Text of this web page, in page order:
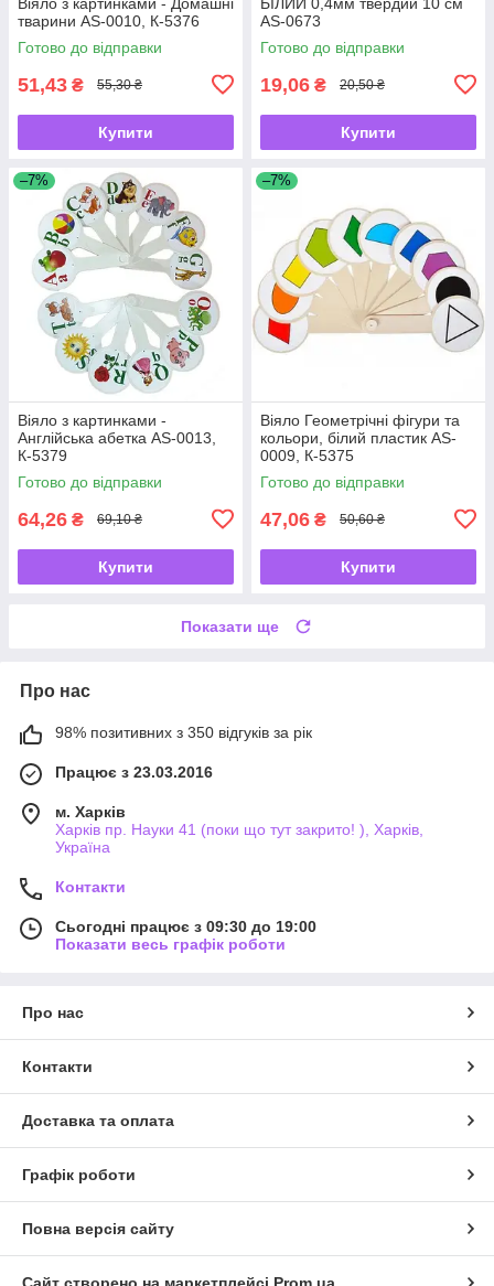
тварини AS-0010, К-5376
Готово до відправки
51,43 ₴ 55,30 ₴
Купити
AS-0673
Готово до відправки
19,06 ₴ 20,50 ₴
Купити
–7%
Віяло з картинками -
Англійська абетка AS-0013,
К-5379
Готово до відправки
64,26 ₴ 69,10 ₴
Купити
–7%
Віяло Геометрічні фігури та
кольори, білий пластик AS-
0009, К-5375
Готово до відправки
47,06 ₴ 50,60 ₴
Купити
Показати ще
Про нас
98% позитивних з 350 відгуків за рік
Працює з 23.03.2016
м. Харків
Харків пр. Науки 41 (поки що тут закрито! ), Харків,
Україна
Контакти
Сьогодні працює з 09:30 до 19:00
Показати весь графік роботи
Про нас
Контакти
Доставка та оплата
Графік роботи
Повна версія сайту
Сайт створено на маркетплейсі Prom.ua